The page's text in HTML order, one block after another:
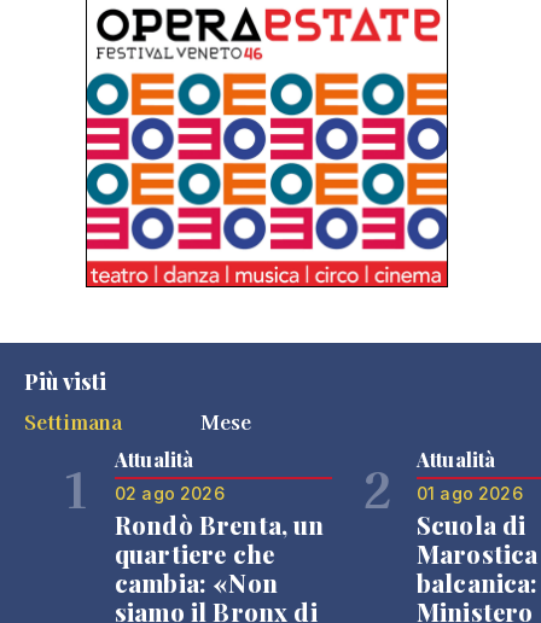
Più visti
Settimana
Mese
1 Attualità
02 ago 2026
Rondò Brenta, un
quartiere che
cambia: «Non
siamo il Bronx di
2 Attualità
01 ago 2026
Scuola di
Ministero